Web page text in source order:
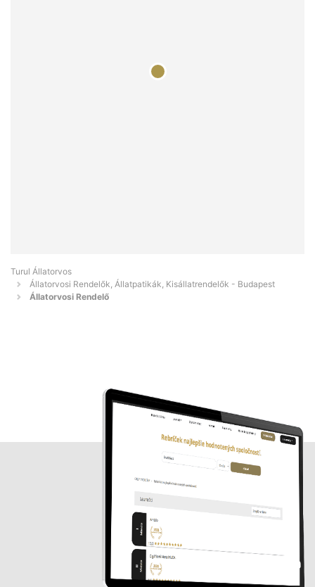
Turul Állatorvos
Állatorvosi Rendelők, Állatpatikák, Kisállatrendelők - Budapest
Állatorvosi Rendelő